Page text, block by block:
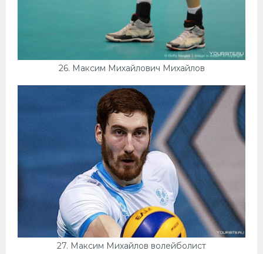
26. Максим Михайлович Михайлов
27. Максим Михайлов волейболист